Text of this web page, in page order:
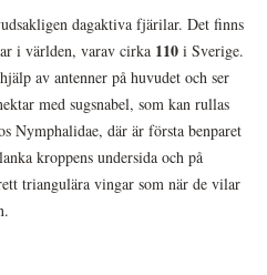
dagaktiva fjärilar. Det finns
i världen, varav cirka 110 i Sverige.
av antenner på huvudet och ser
med sugsnabel, som kan rullas
Nymphalidae, där är första benparet
kroppens undersida och på
triangulära vingar som när de vilar